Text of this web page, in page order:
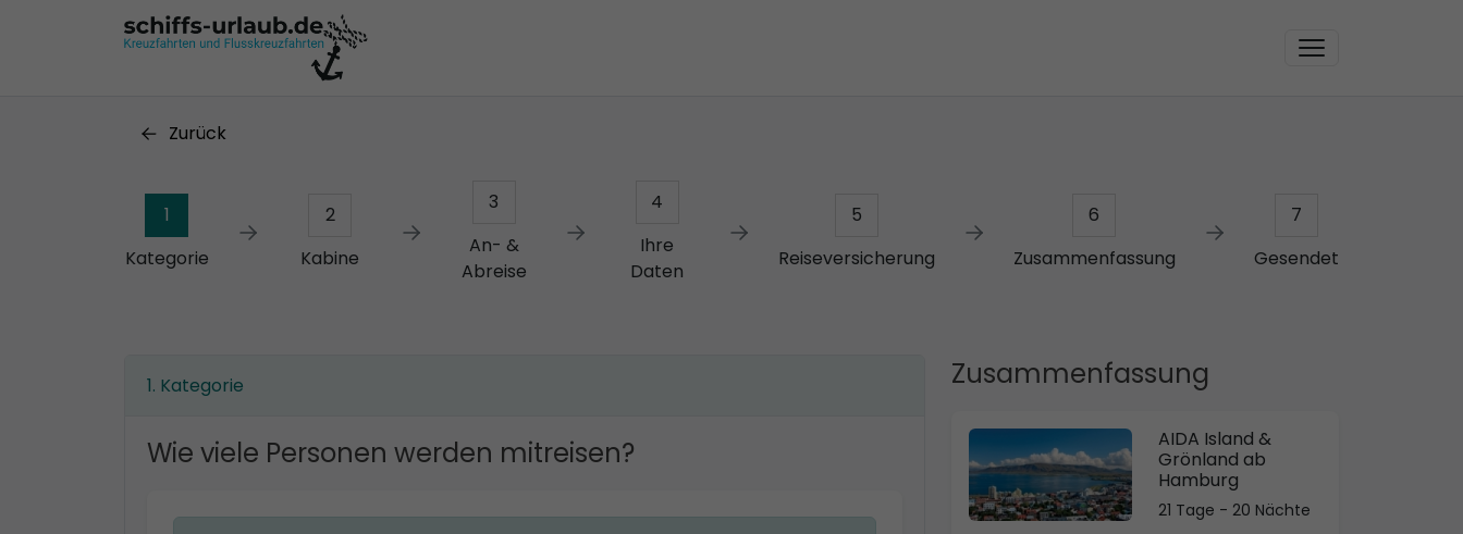
Zurück
1
Kategorie
2
Kabine
3
An- &
Abreise
4
Ihre
Daten
5
Reiseversicherung
6
Zusammenfassung
7
Gesendet
Zusammenfassung
AIDA Island &
Grönland ab
Hamburg
21 Tage - 20 Nächte
Kategorie
Wie viele Personen werden mitreisen?